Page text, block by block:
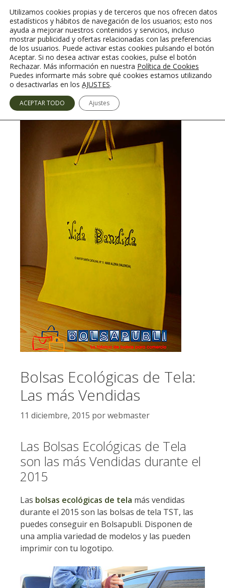
contenido
Menú
Bolsas Ecológicas de Tela:
Las más Vendidas
11 diciembre, 2015 porwebmaster
Las Bolsas Ecológicas de Tela
son las más Vendidas durante el
2015
Las bolsas ecológicas de tela más vendidas
durante el 2015 son las bolsas de tela TST, las
puedes conseguir en Bolsapubli. Disponen de
una amplia variedad de modelos y las pueden
imprimir con tu logotipo.
Utilizamos cookies propias y de terceros que nos ofrecen datos
estadísticos y hábitos de navegación de los usuarios; esto nos
ayuda a mejorar nuestros contenidos y servicios, incluso
mostrar publicidad y ofertas relacionadas con las preferencias
de los usuarios. Puede activar estas cookies pulsando el botón
Aceptar. Si no desea activar estas cookies, pulse el botón
Rechazar. Más información en nuestra Política de Cookies
Puedes informarte más sobre qué cookies estamos utilizando
o desactivarlas en los AJUSTES.
ACEPTAR TODO Ajustes